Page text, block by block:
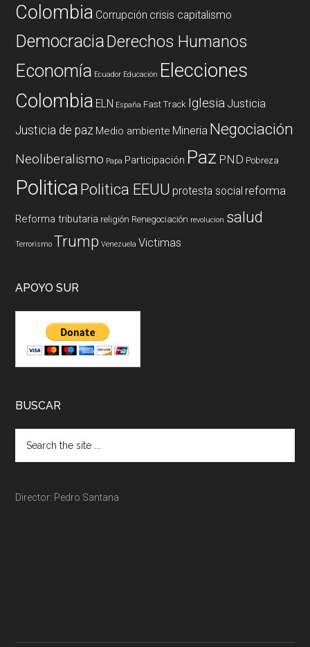
Colombia Corrupción crisis capitalismo
DemocraciaDerechos Humanos
Economía Ecuador Educación Elecciones
Colombia ELN España Fast Track Iglesia Justicia
Justicia de paz Medio ambiente Mineria Negociación
Neoliberalismo Papa Participación Paz PND Pobreza
PoliticaPolitica EEUU protesta social reforma
Reforma tributaria religión Renegociación revolucion salud
Terrorismo Trump Venezuela Victimas
APOYO SUR
BUSCAR
Director: Pedro Santana